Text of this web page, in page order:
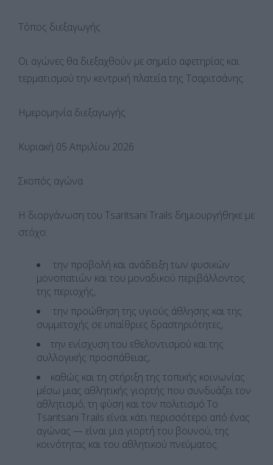
Τόπος διεξαγωγής
Οι αγώνες θα διεξαχθούν με σημείο αφετηρίας και
τερματισμού την κεντρική πλατεία της Τσαριτσάνης.
Ημερομηνία διεξαγωγής
Κυριακή 05 Απριλίου 2026
Σκοπός αγώνα
Η διοργάνωση του Tsaritsani Trails δημιουργήθηκε με
στόχο:
την προβολή και ανάδειξη των φυσικών
μονοπατιών και του μοναδικού περιβάλλοντος
της περιοχής,
την προώθηση της υγιούς άθλησης και της
συμμετοχής σε υπαίθριες δραστηριότητες,
την ενίσχυση του εθελοντισμού και της
συλλογικής προσπάθειας,
καθώς και τη στήριξη της τοπικής κοινωνίας
μέσω μιας αθλητικής γιορτής που συνδυάζει τον
αθλητισμό, τη φύση και τον πολιτισμό.Το
Tsaritsani Trails είναι κάτι περισσότερο από ένας
αγώνας — είναι μια γιορτή του βουνού, της
κοινότητας και του αθλητικού πνεύματος.